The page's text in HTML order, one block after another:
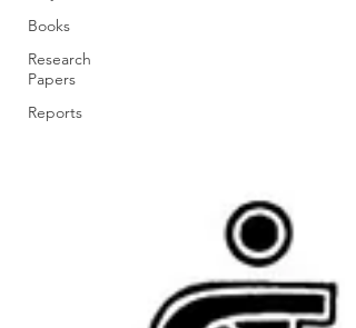
Books
Research
Papers
Reports